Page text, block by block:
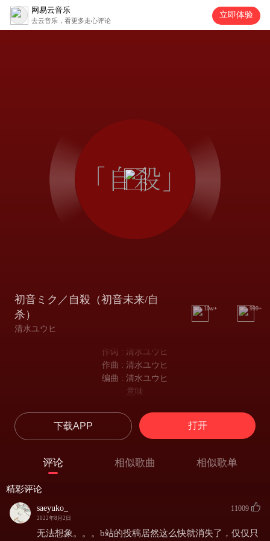
网易云音乐
去云音乐，看更多走心评论
立即体验
初音ミク／自殺（初音未来/自
杀）
清水ユウヒ
10w+ 999+
作词 : 清水ユウヒ
作曲 : 清水ユウヒ
编曲 : 清水ユウヒ
意味
明かる
明确
見えない世界
什么都看不到的世界
生
正 我 那样的话
下载APP 打开
评论 相似歌曲 相似歌单
精彩评论
saeyuko_
2022年8月2日
11009
无法想象。。。b站的投稿居然这么快就消失了，仅仅只